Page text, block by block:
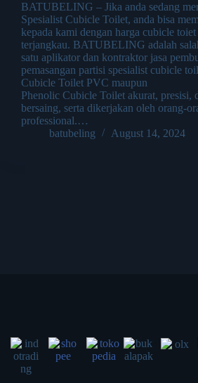
BATUBELING – Jika anda sedang
Spesialist Cubicle Toilet, anda bisa
kepada kami dengan harga cubicle
terjangkau. BATUBELING adalah
satu aplikator dan kontraktor jasa
pemasangan partisi spesialist cubicle
Cubicle Toilet PVC maupun
Phenolic Cubicle Toilet akurat, presisi,
bersaing, serta dikerjakan oleh orang-
professional.…
batubeling
August 14, 2024